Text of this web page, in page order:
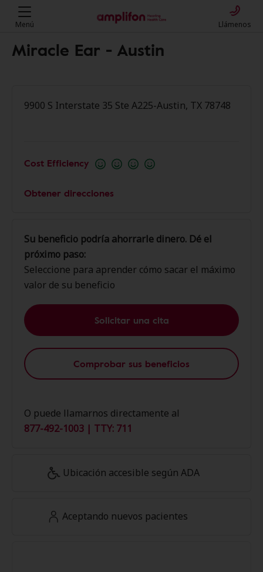
Menú Llámenos
Miracle Ear - Austin
9900 S Interstate 35 Ste A225-Austin, TX 78748
Cost Efficiency
Obtener direcciones
Su beneficio podría ahorrarle dinero. Dé el
próximo paso:
Seleccione para aprender cómo sacar el máximo
valor de su beneficio
Solicitar una cita
Comprobar sus beneficios
O puede llamarnos directamente al
877-492-1003 | TTY: 711
Ubicación accesible según ADA
Aceptando nuevos pacientes